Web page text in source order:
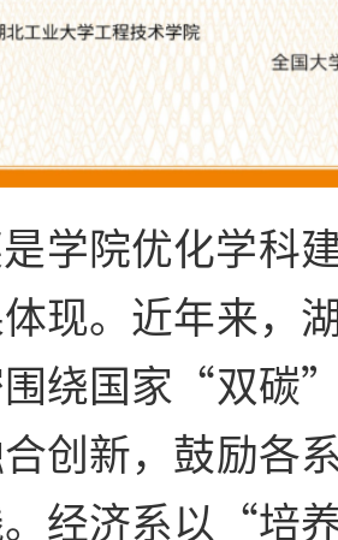
学院优化学科
现。近年来，
绕国家“双碳
创新，鼓励各
经济系以“培